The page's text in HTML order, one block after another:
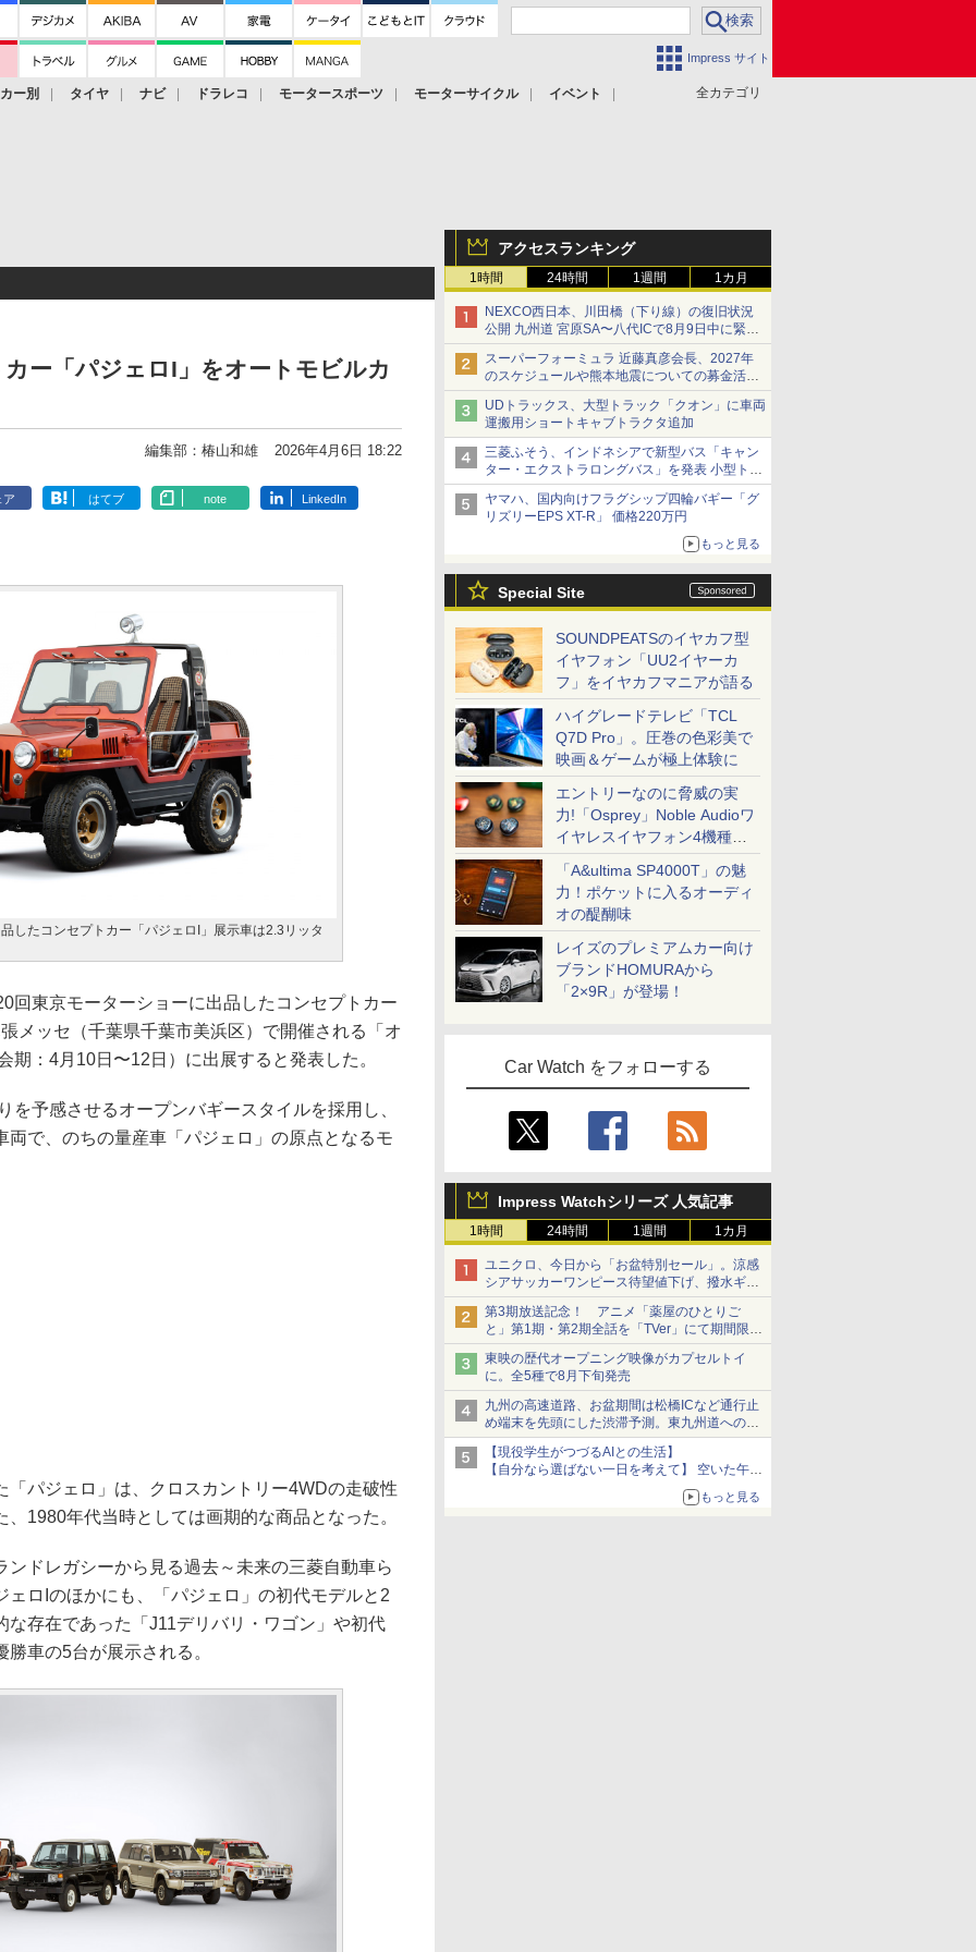
Impress サイト
全カテゴリ
ー別 タイヤ ナビ ドラレコ モータースポーツ モーターサイクル イベント
アクセスランキング
1時間 24時間 1週間 1カ月
NEXCO西日本、川田橋（下り線）の復旧状況
公開 九州道 宮原SA〜八代ICで8月9日中に緊急
車両を通行可能に
スーパーフォーミュラ 近藤真彦会長、2027年
のスケジュールや熊本地震についての募金活動
を紹介
UDトラックス、大型トラック「クオン」に車両
運搬用ショートキャブトラクタ追加
三菱ふそう、インドネシアで新型バス「キャン
ター・エクストラロングバス」を発表 小型トラ
ックベースの観光・旅客輸送向けバス
ヤマハ、国内向けフラグシップ四輪バギー「グ
リズリーEPS XT-R」 価格220万円
もっと見る
Special Site
SOUNDPEATSのイヤカフ型
イヤフォン「UU2イヤーカ
フ」をイヤカフマニアが語る
ハイグレードテレビ「TCL
Q7D Pro」。圧巻の色彩美で
映画＆ゲームが極上体験に
エントリーなのに脅威の実
力!「Osprey」Noble Audioワ
イヤレスイヤフォン4機種を
一気に聴く
「A&ultima SP4000T」の魅
力！ポケットに入るオーディ
オの醍醐味
レイズのプレミアムカー向け
ブランドHOMURAから
「2×9R」が登場！
Car Watch をフォローする
Impress Watchシリーズ 人気記事
1時間 24時間 1週間 1カ月
ユニクロ、今日から「お盆特別セール」。涼感
シアサッカーワンピース待望値下げ、撥水ギア
ショーツは1990円に
第3期放送記念！ アニメ「薬屋のひとりご
と」第1期・第2期全話を「TVer」にて期間限定
で順次無料配信開始
東映の歴代オープニング映像がカプセルトイ
に。全5種で8月下旬発売
九州の高速道路、お盆期間は松橋ICなど通行止
め端末を先頭にした渋滞予測。東九州道への迂
回は料金調整を実施
【現役学生がつづるAIとの生活】
【自分なら選ばない一日を考えて】 空いた午後
をチャッピーに捧げたら、思わぬ絶景に出会っ
もっと見る
ー「パジェロI」をオートモビルカ
編集部：椿山和雄 2026年4月6日 18:22
ア はてブ note LinkedIn
したコンセプトカー「パジェロI」展示車は2.3リッタ
東京モーターショーに出品したコンセプトカー
メッセ（千葉県千葉市美浜区）で開催される「オ
期：4月10日〜12日）に出展すると発表した。
予感させるオープンバギースタイルを採用し、
両で、のちの量産車「パジェロ」の原点となるモ
パジェロ」は、クロスカントリー4WDの走破性
1980年代当時としては画期的な商品となった。
ドレガシーから見る過去～未来の三菱自動車ら
ェロIのほかにも、「パジェロ」の初代モデルと2
な存在であった「J11デリバリ・ワゴン」や初代
車の5台が展示される。